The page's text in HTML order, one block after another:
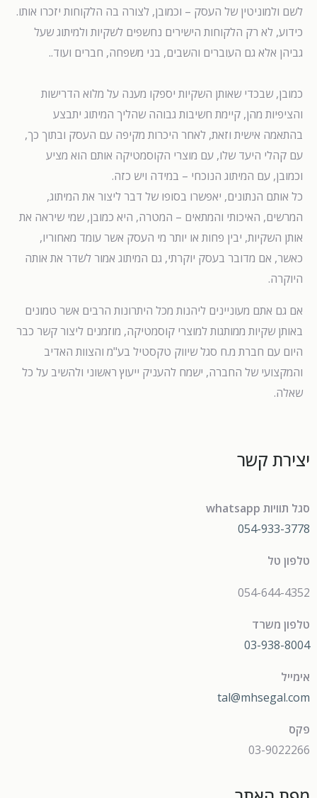
לשם ולמוניטין של העסק – וכמובן, לצורה בה הלקוחות יזכרו אותו.
כידוע, לא רק הלקוחות הישירים נחשפים לשקיות ולמיתוג שעל
גביהן אלא גם העוברים והשבים, בני משפחה, חברים ועוד..
כמובן, שבכדי שאותן השקיות יספקו מענה על מלוא הדרישות
והציפיות מהן, קיימת חשיבות גבוהה שהליך המיתוג יתבצע
בהתאמה אישית וזאת, לאחר היכרות מקיפה עם העסק ובתוך כך,
עם קהלי היעד שלו, עם מוצרי הקוסמטיקה אותם הוא מציע
וכמובן, עם המיתוג הנוכחי – במידה ויש כזה.
כל אותם הנתונים, יאפשרו בסופו של דבר ליצור את המיתוג,
המרשים, האיכותי והמתאים – המטרה, היא כמובן, שמי שיראה את
אותן השקיות, יבין פחות או יותר מי העסק אשר עומד מאחוריו,
כאשר, אם מדובר בעסק יוקרתי, גם המיתוג אמור לשדר את אותה
היוקרה.
אם גם אתם מעוניינים ליהנות מכל היתרונות הרבים אשר טמונים
באותן שקיות ממותגות למוצרי קוסמטיקה, מוזמנים ליצור קשר כבר
היום עם חברת מ.ח סגל שיווק טקסטיל בע"מ והצוות האדיב
והמקצועי של החברה, ישמח להעניק ייעוץ ראשוני ולהשיב על כל
שאלה.
יצירת קשר
סגל תוויות whatsapp
054-933-3778
טלפון טל
054-644-4352
טלפון משרד
03-938-8004
אימייל
tal@mhsegal.com
פקס
03-9022266